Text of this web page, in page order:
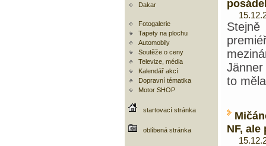
Dakar
Fotogalerie
Tapety na plochu
Automobily
Soutěže o ceny
Televize, média
Kalendář akcí
Dopravní tématika
Motor SHOP
startovací stránka
oblíbená stránka
to
NF,